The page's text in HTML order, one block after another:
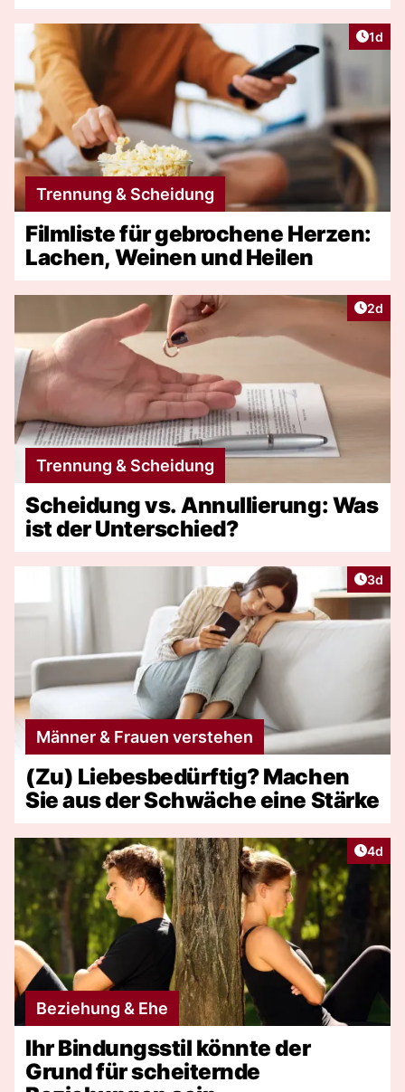
1d
Trennung & Scheidung
Filmliste für gebrochene Herzen:
Lachen, Weinen und Heilen
2d
Trennung & Scheidung
Scheidung vs. Annullierung: Was
ist der Unterschied?
3d
Männer & Frauen verstehen
(Zu) Liebesbedürftig? Machen
Sie aus der Schwäche eine Stärke
4d
Beziehung & Ehe
Ihr Bindungsstil könnte der
Grund für scheiternde